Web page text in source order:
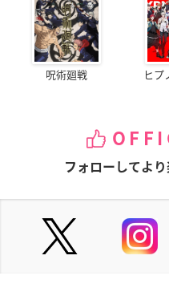
呪術廻戦 ヒプ
フォローしてよ